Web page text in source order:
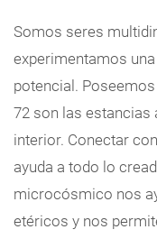
Somos seres
experimentamos
potencial.
72 son las estancias
interior. Conectar
ayuda a todo lo
microcósmico nos
etéricos y nos